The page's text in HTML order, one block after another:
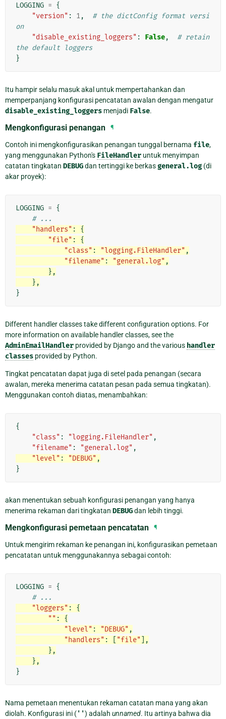
LOGGING = {
"version" : 1,
# the dictConfig format versi
on
"disable_existing_loggers" : False,
# retain
the default loggers
}
Itu hampir selalu masuk akal untuk mempertahankan dan
memperpanjang konfigurasi pencatatan awalan dengan mengatur
disable_existing_loggers menjadi False.
Mengkonfigurasi penangan ¶
Contoh ini mengkonfigurasikan penangan tunggal bernama file,
yang menggunakan Python's FileHandler untuk menyimpan
catatan tingkatan DEBUGdan tertinggi ke berkasgeneral.log (di
akar proyek):
LOGGING = {
# ...
"handlers" :
{
"file" :
{
"class" : "logging.FileHandler" ,
"filename" : "general.log" ,
},
},
}
Different handler classes take different configuration options. For
more information on available handler classes, see the
AdminEmailHandler provided by Django and the various handler
classes provided by Python.
Tingkat pencatatan dapat juga di setel pada penangan (secara
awalan, mereka menerima catatan pesan pada semua tingkatan).
Menggunakan contoh diatas, menambahkan:
{
"class" : "logging.FileHandler" ,
"filename" : "general.log" ,
"level" : "DEBUG" ,
}
akan menentukan sebuah konfigurasi penangan yang hanya
menerima rekaman dari tingkatan DEBUGdan lebih tinggi.
Mengkonfigurasi pemetaan pencatatan ¶
Untuk mengirim rekaman ke penangan ini, konfigurasikan pemetaan
pencatatan untuk menggunakannya sebagai contoh:
LOGGING = {
# ...
"loggers" :
{
"" :
{
"level" : "DEBUG" ,
"handlers" : "file"
],
},
},
}
Nama pemetaan menentukan rekaman catatan mana yang akan
diolah. Konfigurasi ini ('') adalah unnamed. Itu artinya bahwa dia